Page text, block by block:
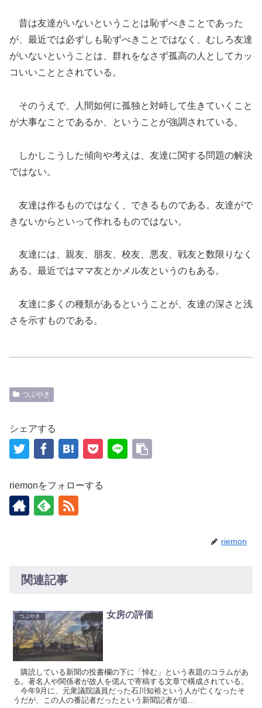
昔は友達がいないということは恥ずべきことであった
が、最近では必ずしも恥ずべきことではなく、むしろ友達
がいないということは、群れをなさず孤高の人としてカッ
コいいこととされている。
そのうえで、人間如何に孤独と対峙して生きていくこと
が大事なことであるか、ということが強調されている。
しかしこうした傾向や考えは、友達に関する問題の解決
ではない。
友達は作るものではなく、できるものである。友達がで
きないからといって作れるものではない。
友達には、親友、朋友、校友、悪友、戦友と数限りなく
ある。最近ではママ友とかメル友というのもある。
友達に多くの種類があるということが、友達の深さと浅
さを示すものである。
つぶやき
シェアする
riemonをフォローする
riemon
関連記事
つぶやき 女房の評価
購読している新聞の投書欄の下に「悼む」という表題のコラムがあ
る。著名人や関係者が故人を偲んで寄稿する文章で構成されている。
今年9月に、元衆議院議員だった石川知裕という人が亡くなったそ
うだが、この人の番記者だったという新聞記者が追...